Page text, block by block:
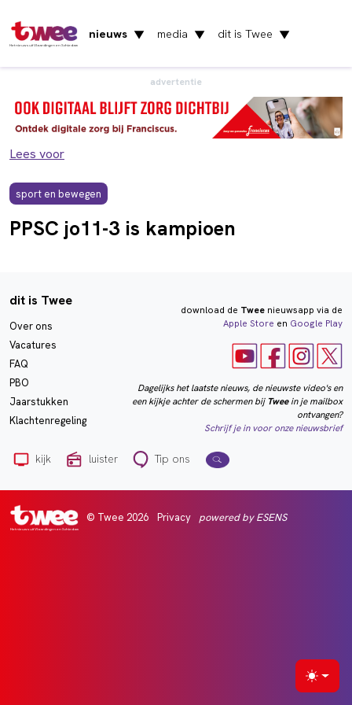
Het nieuws uit Vlaardingen en Schiedam
nieuws ▼ media ▼ dit is Twee ▼
advertentie
Lees voor
sport en bewegen
PPSC jo11-3 is kampioen
dit is Twee
Over ons
Vacatures
FAQ
PBO
Jaarstukken
Klachtenregeling
download de Tweenieuwsapp via de
Apple Store en Google Play
Dagelijks het laatste nieuws, de nieuwste video's en
een kijkje achter de schermen bij Tweein je mailbox
ontvangen?
Schrijf je in voor onze nieuwsbrief
kijk luister Tip ons
Het nieuws uit Vlaardingen en Schiedam
© Twee 2026 Privacy powered by ESENS